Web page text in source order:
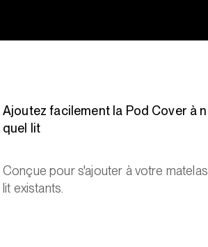
Ajoutez facilement la Pod Cover à
quel lit
Conçue pour s'ajouter à votre
lit existants.